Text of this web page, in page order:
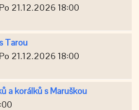
21.12.2026 18:00
Tarou
21.12.2026 18:00
a korálků s Maruškou